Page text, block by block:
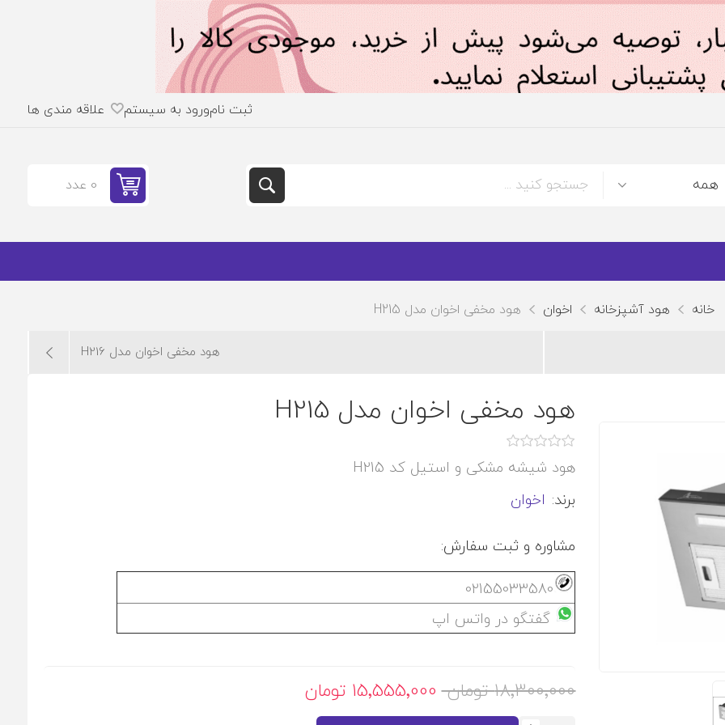
ثبت نامورود به سیستم علاقه مندی ها
0 عدد
خانه هود آشپزخانه اخوان هود مخفی اخوان مدل H215
هود مخفی اخوان مدل H216
هود مخفی اخوان مدل H215
هود شیشه مشکی و استیل کد H215
برند: اخوان
مشاوره و ثبت سفارش:
02155033580
گفتگو در واتس اپ
18٬300٬000 تومان 15٬555٬000 تومان